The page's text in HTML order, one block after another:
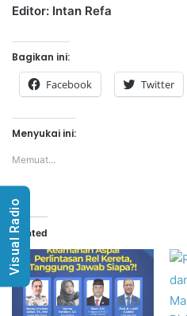
Editor: Intan Refa
Bagikan ini:
Facebook Twitter
Menyukai ini:
Memuat...
Related
Visual Radio